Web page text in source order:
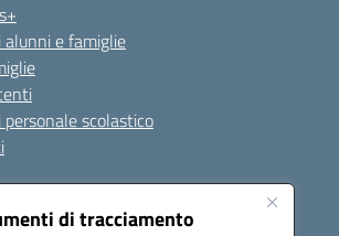
di tracciamento
alunni e famiglie
personale scolastico
Seguici su: